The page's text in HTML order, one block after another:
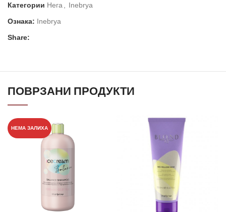
Категории Нега
Inebrya
Ознака: Inebrya
Share:
ПОВРЗАНИ ПРОДУКТИ
НЕМА ЗАЛИХА